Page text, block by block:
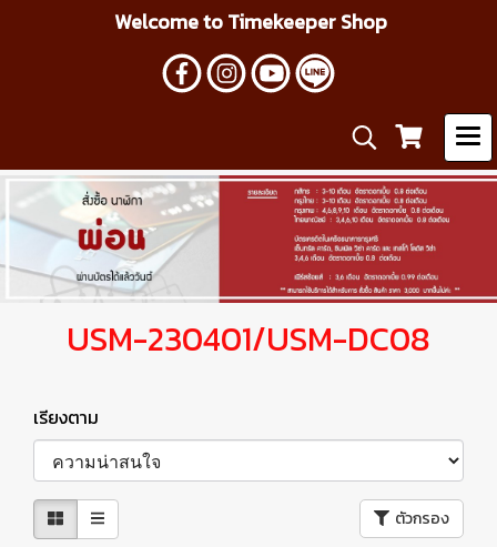
Welcome to Timekeeper Shop
USM-230401/USM-DC08
เรียงตาม
ตัวกรอง